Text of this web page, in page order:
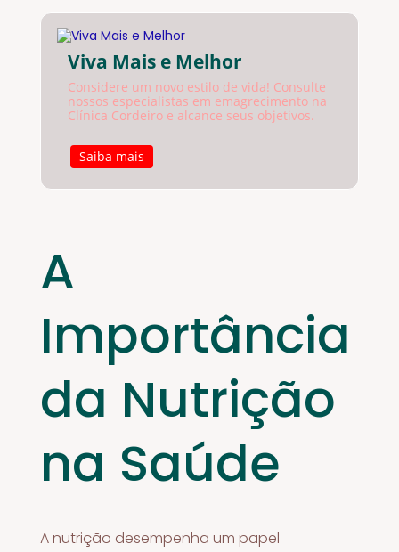
Viva Mais e Melhor
Considere um novo estilo de vida! Consulte
nossos especialistas em emagrecimento na
Clínica Cordeiro e alcance seus objetivos.
Saiba mais
A
Importância
da Nutrição
na Saúde
A nutrição desempenha um papel